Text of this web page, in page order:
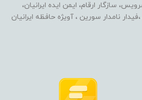
سازگار ارقام، ایمن ایده ایرانیان،
،فیدار نامدار سورین ، آویژه حافظه ایرانیان